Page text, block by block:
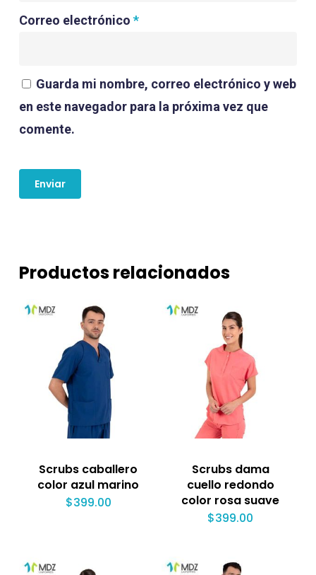
Correo electrónico *
Guarda mi nombre, correo electrónico y web
en este navegador para la próxima vez que
comente.
Productos relacionados
Scrubs caballero
color azul marino
$399.00
Scrubs dama
cuello redondo
color rosa suave
$399.00